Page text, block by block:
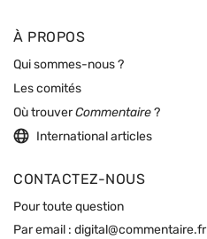
À PROPOS
Qui sommes-nous ?
Les comités
Où trouverCommentaire ?
International articles
CONTACTEZ-NOUS
Pour toute question
Par email : digital@commentaire.fr